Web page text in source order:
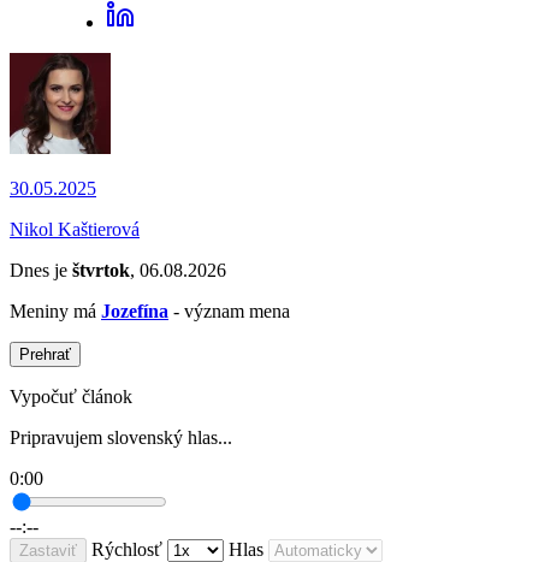
30.05.2025
Nikol Kaštierová
Dnes je štvrtok, 06.08.2026
Meniny má Jozefína - význam mena
Prehrať
Vypočuť článok
Pripravujem slovenský hlas...
0:00
--:--
Zastaviť Rýchlosť Hlas